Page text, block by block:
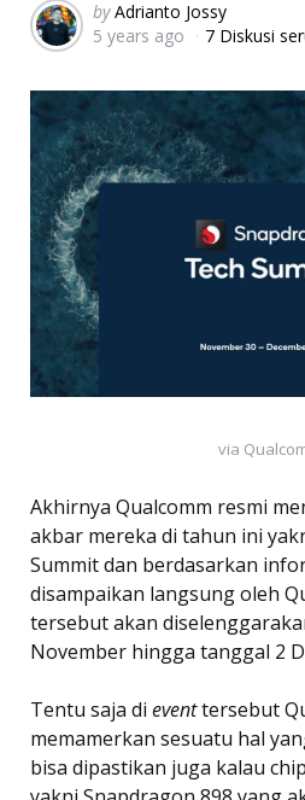
Posted
by
by Adrianto Jossy
5 years ago
7 Diskusi
via
Akhirnya Qualcomm resmi
akbar mereka di tahun ini
Summit dan berdasarkan
disampaikan langsung oleh
tersebut akan
November hingga tanggal 2
Tentu saja di eventtersebut
memamerkan sesuatu hal
bisa dipastikan juga kalau